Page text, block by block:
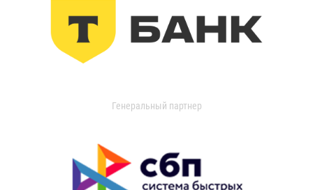
Генеральный партнер